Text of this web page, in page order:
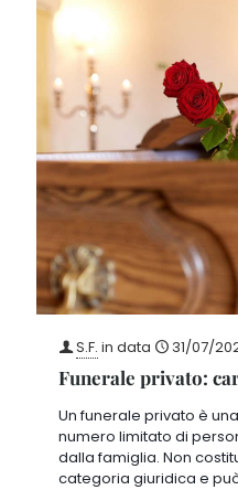
S.F. in data 31/07/
Funerale privato:
Un funerale privato è
numero limitato di
dalla famiglia. Non
categoria giuridica e